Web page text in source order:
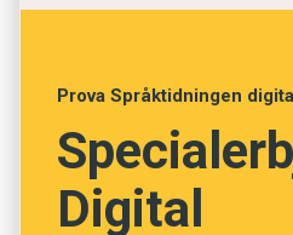
anekdoter innan svaret
byråkratspråk kan också
När vi besöker företags
Prova Språktidningen
Digital